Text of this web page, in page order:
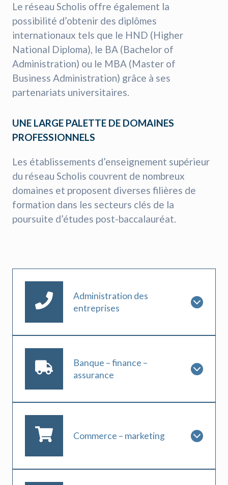
Le réseau Scholis offre également la
possibilité d’obtenir des diplômes
internationaux tels que le HND (Higher
National Diploma), le BA (Bachelor of
Administration) ou le MBA (Master of
Business Administration) grâce à ses
partenariats universitaires.
UNE LARGE PALETTE DE DOMAINES
PROFESSIONNELS
Les établissements d’enseignement supérieur
du réseau Scholis couvrent de nombreux
domaines et proposent diverses filières de
formation dans les secteurs clés de la
poursuite d’études post-baccalauréat.
Administration des
entreprises
Banque – finance –
assurance
Commerce – marketing